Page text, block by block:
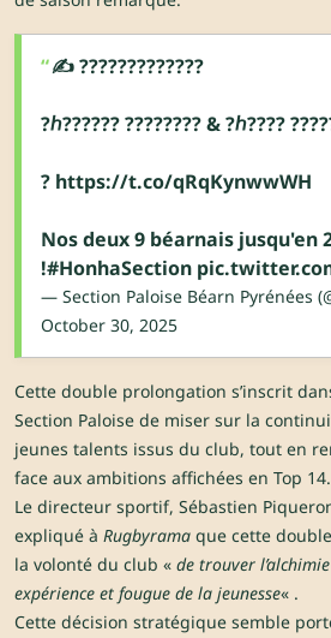
✍️ ?????????????
?ℎ?????? ???????? & ?ℎ????
? https://t.co/qRqKynwwWH
Nos deux 9 béarnais jusqu'en
!#HonhaSection
— Section Paloise Béarn Pyrénées
October 30, 2025
Cette double prolongation s’inscrit
Section Paloise de miser sur la
jeunes talents issus du club, tout en
face aux ambitions affichées en Top 14.
Le directeur sportif, Sébastien
expliqué à Rugbyrama que cette
la volonté du club « de trouver
expérience et fougue de la jeunesse« .
Cette décision stratégique semble